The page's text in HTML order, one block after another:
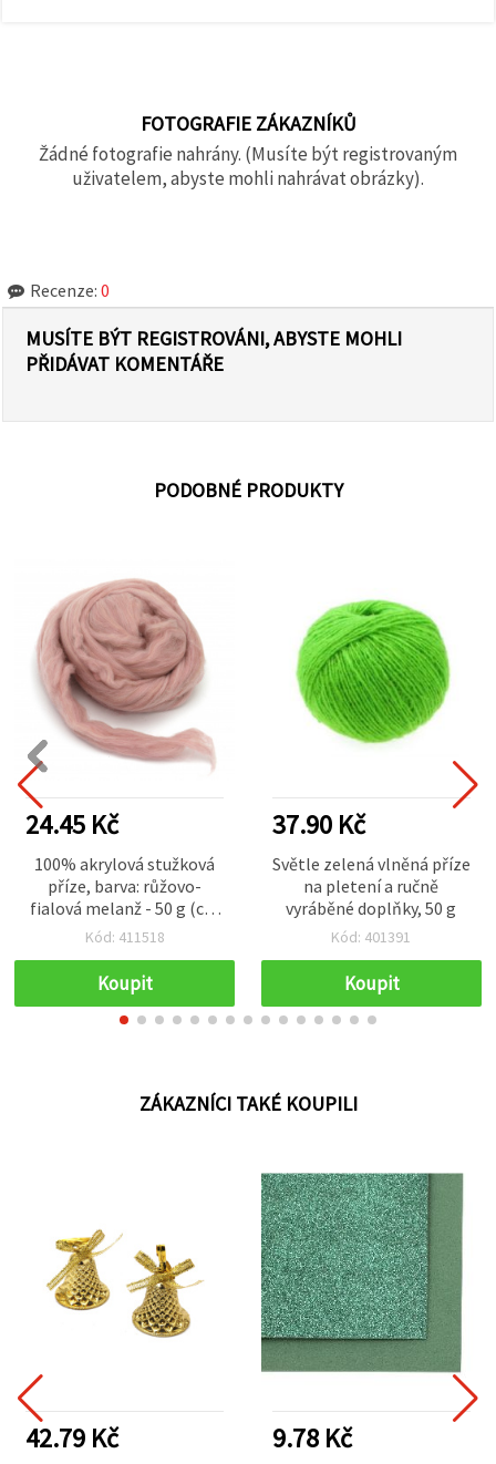
FOTOGRAFIE ZÁKAZNÍKŮ
Žádné fotografie nahrány. (Musíte být registrovaným
uživatelem, abyste mohli nahrávat obrázky).
Recenze: 0
MUSÍTE BÝT REGISTROVÁNI, ABYSTE MOHLI
PŘIDÁVAT KOMENTÁŘE
PODOBNÉ PRODUKTY
24.45 Kč
100% akrylová stužková
příze, barva: růžovo-
fialová melanž - 50 g (cca
2,9 m)
Kód: 411518
Koupit
37.90 Kč
Světle zelená vlněná příze
na pletení a ručně
vyráběné doplňky, 50 g
Kód: 401391
Koupit
ZÁKAZNÍCI TAKÉ KOUPILI
42.79 Kč 9.78 Kč